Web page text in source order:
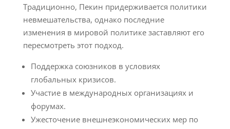
Традиционно, Пекин придерживается политики
невмешательства, однако последние
изменения в мировой политике заставляют его
пересмотреть этот подход.
Поддержка союзников в условиях
глобальных кризисов.
Участие в международных организациях и
форумах.
Ужесточение внешнеэкономических мер по